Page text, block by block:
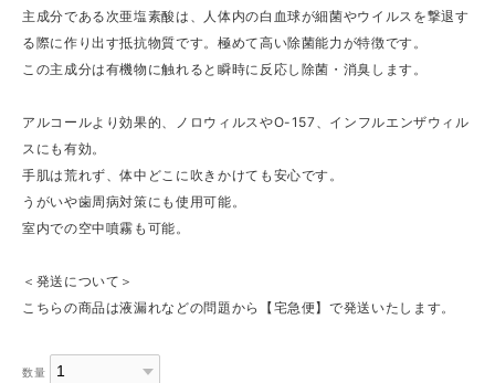
主成分である次亜塩素酸は、人体内の白血球が細菌やウイルスを撃退す
る際に作り出す抵抗物質です。極めて高い除菌能力が特徴です。
この主成分は有機物に触れると瞬時に反応し除菌・消臭します。
アルコールより効果的、ノロウィルスやO-157、インフルエンザウィル
スにも有効。
手肌は荒れず、体中どこに吹きかけても安心です。
うがいや歯周病対策にも使用可能。
室内での空中噴霧も可能。
＜発送について＞
こちらの商品は液漏れなどの問題から【宅急便】で発送いたします。
数量